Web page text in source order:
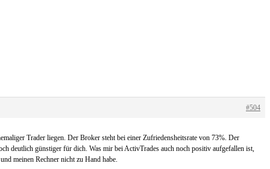
#504
Trader liegen. Der Broker steht bei einer Zufriedensheitsrate von 73%. Der
deutlich günstiger für dich. Was mir bei ActivTrades auch noch positiv aufgefallen ist,
meinen Rechner nicht zu Hand habe.